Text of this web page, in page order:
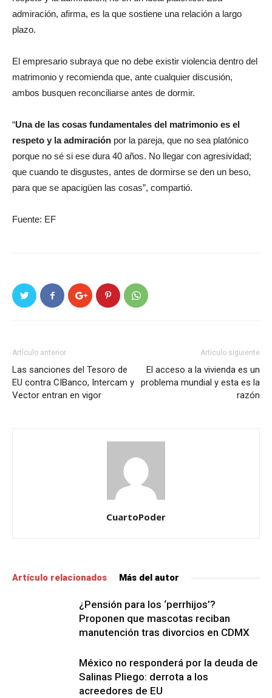
admiración, afirma, es la que sostiene una relación a largo
plazo.
El empresario subraya que no debe existir violencia dentro del
matrimonio y recomienda que, ante cualquier discusión,
ambos busquen reconciliarse antes de dormir.
“Una de las cosas fundamentales del matrimonio es el
respeto y la admiración por la pareja, que no sea platónico
porque no sé si ese dura 40 años. No llegar con agresividad;
que cuando te disgustes, antes de dormirse se den un beso,
para que se apacigüen las cosas”, compartió.
Fuente: EF
Artículo anterior
Las sanciones del Tesoro de
EU contra CIBanco, Intercam y
Vector entran en vigor
Artículo siguiente
El acceso a la vivienda es un
problema mundial y esta es la
razón
CuartoPoder
Artículo relacionados Más del autor
¿Pensión para los ‘perrhijos’?
Proponen que mascotas reciban
manutención tras divorcios en CDMX
México no responderá por la deuda de
Salinas Pliego: derrota a los
acreedores de EU